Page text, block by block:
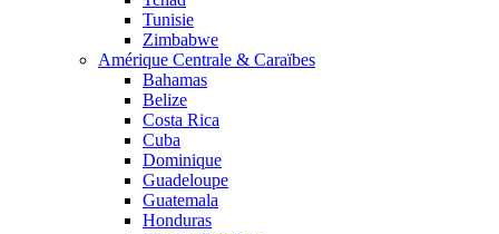
Tunisie
Zimbabwe
Amérique Centrale & Caraïbes
Bahamas
Belize
Costa Rica
Cuba
Dominique
Guadeloupe
Guatemala
Honduras